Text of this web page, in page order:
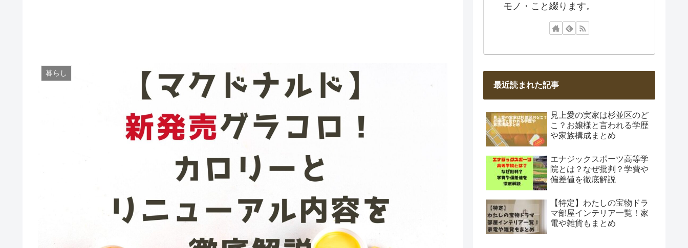
暮らし
モノ・こと綴ります。
最近読まれた記事
見上愛の実家は杉並区のど
こ？お嬢様と言われる学歴
や家族構成まとめ
エナジックスポーツ高等学
院とは？なぜ批判？学費や
偏差値を徹底解説
【特定】わたしの宝物ドラ
マ部屋インテリア一覧！家
電や雑貨もまとめ